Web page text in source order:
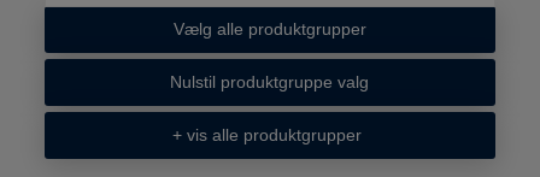
Vælg alle produktgrupper
Nulstil produktgruppe valg